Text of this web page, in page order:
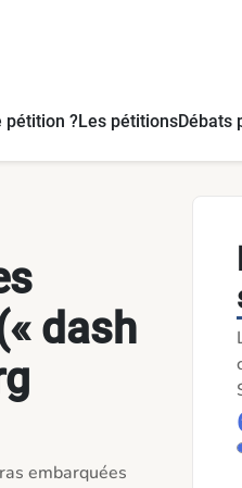
pétition ?Les pétitionsDébats
dash
embarquées